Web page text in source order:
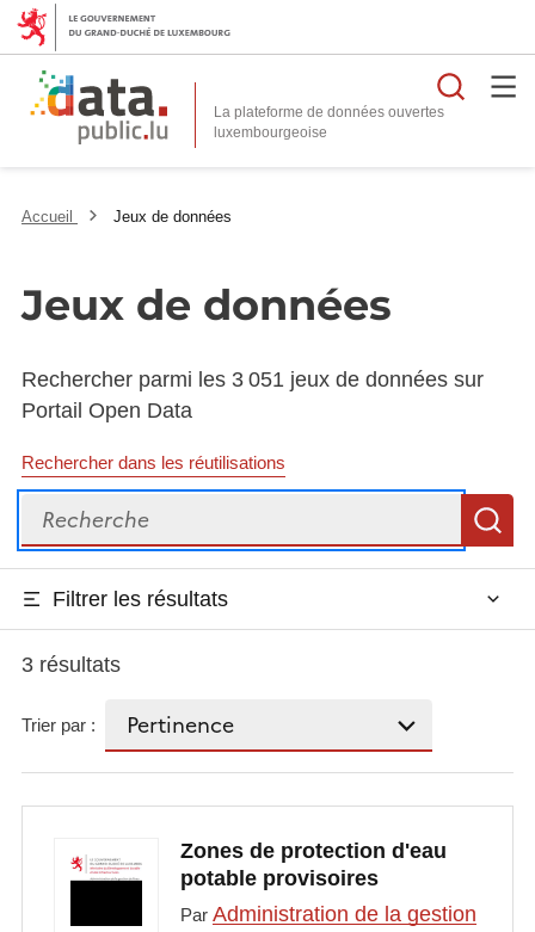
La plateforme de données ouvertes
Accueil Jeux de données
Jeux de données
Rechercher parmi les 3 051 jeux de données sur
Portail Open Data
Rechercher dans les réutilisations
Recherche
Filtrer les résultats
3 résultats
Trier par :
Zones de protection d'eau
potable provisoires
Par Administration de la gestion